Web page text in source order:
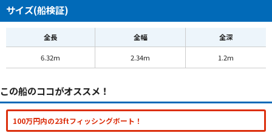
サイズ(船検証)
全長 全幅 全深
6.32m 2.34m 1.2m
この船のココがオススメ！
100万円内の23ftフィッシングボート！